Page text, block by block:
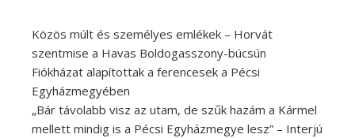
Közös múlt és személyes emlékek – Horvát
szentmise a Havas Boldogasszony-búcsún
Fiókházat alapítottak a ferencesek a Pécsi
Egyházmegyében
„Bár távolabb visz az utam, de szűk hazám a Kármel
mellett mindig is a Pécsi Egyházmegye lesz” – Interjú